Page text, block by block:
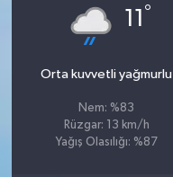
11 °
Orta kuvvetli yağmurlu
Nem: %83
Rüzgar: 13 km/h
Yağış Olasılığı: %87